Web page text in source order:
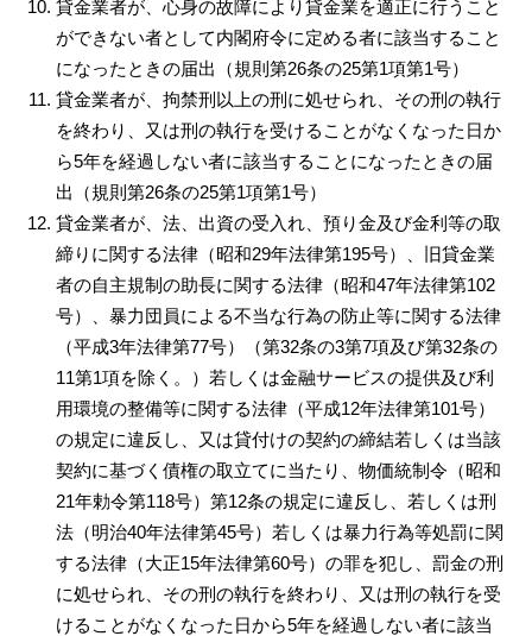
貸金業者が、心身の故障により貸金業を適正に行うこと
ができない者として内閣府令に定める者に該当すること
になったときの届出（規則第26条の25第1項第1号）
貸金業者が、拘禁刑以上の刑に処せられ、その刑の執行
を終わり、又は刑の執行を受けることがなくなった日か
ら5年を経過しない者に該当することになったときの届
出（規則第26条の25第1項第1号）
貸金業者が、法、出資の受入れ、預り金及び金利等の取
締りに関する法律（昭和29年法律第195号）、旧貸金業
者の自主規制の助長に関する法律（昭和47年法律第102
号）、暴力団員による不当な行為の防止等に関する法律
（平成3年法律第77号）（第32条の3第7項及び第32条の
11第1項を除く。）若しくは金融サービスの提供及び利
用環境の整備等に関する法律（平成12年法律第101号）
の規定に違反し、又は貸付けの契約の締結若しくは当該
契約に基づく債権の取立てに当たり、物価統制令（昭和
21年勅令第118号）第12条の規定に違反し、若しくは刑
法（明治40年法律第45号）若しくは暴力行為等処罰に関
する法律（大正15年法律第60号）の罪を犯し、罰金の刑
に処せられ、その刑の執行を終わり、又は刑の執行を受
けることがなくなった日から5年を経過しない者に該当